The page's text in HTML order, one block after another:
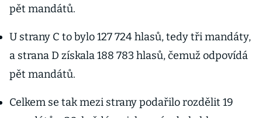
pět mandátů.
U strany C to bylo 127 724 hlasů, tedy tři mandáty,
a strana D získala 188 783 hlasů, čemuž odpovídá
pět mandátů.
Celkem se tak mezi strany podařilo rozdělit 19